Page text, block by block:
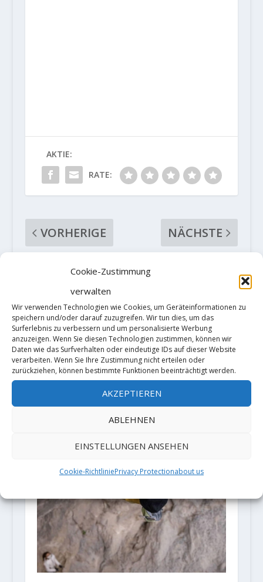
Cookie-Zustimmung
verwalten
Wir verwenden Technologien wie Cookies, um Geräteinformationen zu
speichern und/oder darauf zuzugreifen. Wir tun dies, um das
Surferlebnis zu verbessern und um personalisierte Werbung
anzuzeigen. Wenn Sie diesen Technologien zustimmen, können wir
Daten wie das Surfverhalten oder eindeutige IDs auf dieser Website
verarbeiten. Wenn Sie Ihre Zustimmung nicht erteilen oder
zurückziehen, können bestimmte Funktionen beeinträchtigt werden.
AKZEPTIEREN
ABLEHNEN
EINSTELLUNGEN ANSEHEN
Cookie-RichtliniePrivacy Protectionabout us
AKTIE:
RATE:
VORHERIGE
klettert „Kein
Licht, Kein
Schatten“ 9a
NÄCHSTE
erschienen!
ZUSAMMENHÄNGENDE POSTS